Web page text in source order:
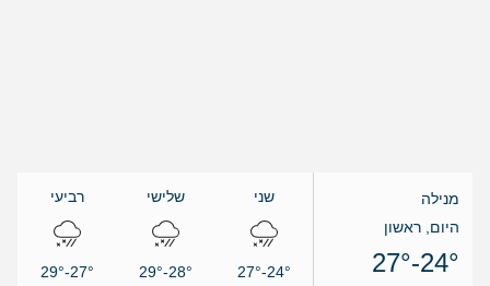
מנילה
היום, ראשון
24°-27°
שני
24°-27°
שלישי
28°-29°
רביעי
27°-29°